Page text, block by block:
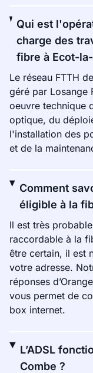
Qui est
charge des
fibre à Ecot-
Le réseau FTTH
géré par Losange
oeuvre technique
optique, du
l'installation des
et de la
Comment
éligible à la
Il est très
raccordable à la
être certain, il est
votre adresse.
réponses
vous permet de
box internet.
L’ADSL
Combe ?